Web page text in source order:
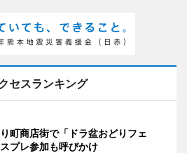
セスランキング
町商店街で「ドラ盆おどりフェ
プレ参加も呼びかけ